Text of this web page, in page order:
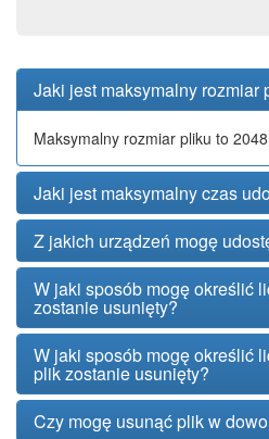
Jaki jest maksymalny rozmiar
Maksymalny rozmiar pliku to
Jaki jest maksymalny czas
Z jakich urządzeń mogę
W jaki sposób mogę określić
zostanie usunięty?
W jaki sposób mogę określić
plik zostanie usunięty?
Czy mogę usunąć plik w